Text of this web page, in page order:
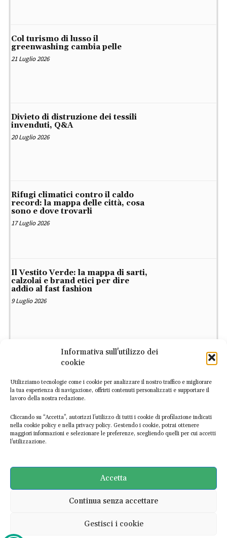
Informativa sull'utilizzo dei
cookie
Utilizziamo tecnologie come i cookie per analizzare il nostro traffico e migliorare
la tua esperienza di navigazione, offrirti contenuti personalizzati e supportare il
lavoro della nostra redazione.
Cliccando su “Accetta”, autorizzi l’utilizzo di tutti i cookie di profilazione indicati
nella cookie policy e nella privacy policy. Gestendo i cookie, potrai ottenere
maggiori informazioni e selezionare le preferenze, scegliendo quelli per cui accetti
l’utilizzazione.
Accetta
Continua senza accettare
Gestisci i cookie
Col turismo di lusso il
greenwashing cambia pelle
21 Luglio 2026
Divieto di distruzione dei tessili
invenduti, Q&A
20 Luglio 2026
Rifugi climatici contro il caldo
record: la mappa delle città, cosa
sono e dove trovarli
17 Luglio 2026
Il Vestito Verde: la mappa di sarti,
calzolai e brand etici per dire
addio al fast fashion
9 Luglio 2026
ATLANTE
digitale dedicata alle imprese italiane circolari. Scopri le
esperienze già mappate osegnalaci nuove realtà!